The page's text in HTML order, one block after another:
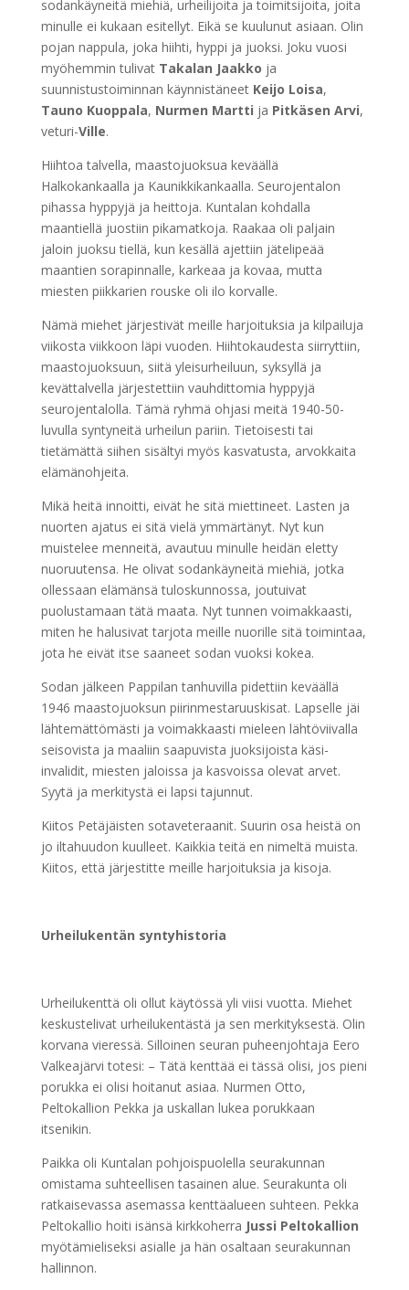
sodankäyneitä miehiä, urheilijoita ja toimitsijoita, joita
minulle ei kukaan esitellyt. Eikä se kuulunut asiaan. Olin
pojan nappula, joka hiihti, hyppi ja juoksi. Joku vuosi
myöhemmin tulivatTakalan Jaakko ja
suunnistustoiminnan käynnistäneet Keijo Loisa,
Tauno Kuoppala, Nurmen Martti ja Pitkäsen Arvi,
veturi-Ville.
Hiihtoa talvella, maastojuoksua keväällä
Halkokankaalla ja Kaunikkikankaalla. Seurojentalon
pihassa hyppyjä ja heittoja. Kuntalan kohdalla
maantiellä juostiin pikamatkoja. Raakaa oli paljain
jaloin juoksu tiellä, kun kesällä ajettiin jätelipeää
maantien sorapinnalle, karkeaa ja kovaa, mutta
miesten piikkarien rouske oli ilo korvalle.
Nämä miehet järjestivät meille harjoituksia ja kilpailuja
viikosta viikkoon läpi vuoden. Hiihtokaudesta siirryttiin,
maastojuoksuun, siitä yleisurheiluun, syksyllä ja
kevättalvella järjestettiin vauhdittomia hyppyjä
seurojentalolla. Tämä ryhmä ohjasi meitä 1940-50-
luvulla syntyneitä urheilun pariin. Tietoisesti tai
tietämättä siihen sisältyi myös kasvatusta, arvokkaita
elämänohjeita.
Mikä heitä innoitti, eivät he sitä miettineet. Lasten ja
nuorten ajatus ei sitä vielä ymmärtänyt. Nyt kun
muistelee menneitä, avautuu minulle heidän eletty
nuoruutensa. He olivat sodankäyneitä miehiä, jotka
ollessaan elämänsä tuloskunnossa, joutuivat
puolustamaan tätä maata. Nyt tunnen voimakkaasti,
miten he halusivat tarjota meille nuorille sitä toimintaa,
jota he eivät itse saaneet sodan vuoksi kokea.
Sodan jälkeen Pappilan tanhuvilla pidettiin keväällä
1946 maastojuoksun piirinmestaruuskisat. Lapselle jäi
lähtemättömästi ja voimakkaasti mieleen lähtöviivalla
seisovista ja maaliin saapuvista juoksijoista käsi-
invalidit, miesten jaloissa ja kasvoissa olevat arvet.
Syytä ja merkitystä ei lapsi tajunnut.
Kiitos Petäjäisten sotaveteraanit. Suurin osa heistä on
jo iltahuudon kuulleet. Kaikkia teitä en nimeltä muista.
Kiitos, että järjestitte meille harjoituksia ja kisoja.
Urheilukentän syntyhistoria
Urheilukenttä oli ollut käytössä yli viisi vuotta. Miehet
keskustelivat urheilukentästä ja sen merkityksestä. Olin
korvana vieressä. Silloinen seuran puheenjohtaja Eero
Valkeajärvi totesi: – Tätä kenttää ei tässä olisi, jos pieni
porukka ei olisi hoitanut asiaa. Nurmen Otto,
Peltokallion Pekka ja uskallan lukea porukkaan
itsenikin.
Paikka oli Kuntalan pohjoispuolella seurakunnan
omistama suhteellisen tasainen alue. Seurakunta oli
ratkaisevassa asemassa kenttäalueen suhteen. Pekka
Peltokallio hoiti isänsä kirkkoherra Jussi Peltokallion
myötämieliseksi asialle ja hän osaltaan seurakunnan
hallinnon.